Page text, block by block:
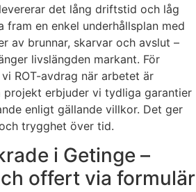
det lång driftstid och låg
en enkel underhållsplan med
av brunnar, skarvar och avslut –
livslängden markant. För
ROT-avdrag när arbetet är
projekt erbjuder vi tydliga garantier
enligt gällande villkor. Det ger
trygghet över tid.
i Getinge –
offert via formulär